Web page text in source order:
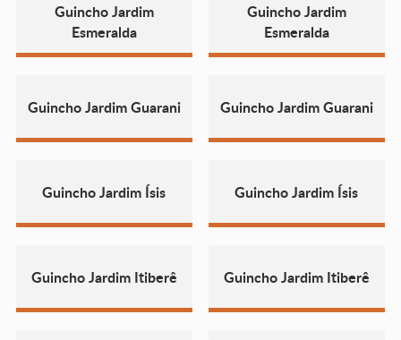
Guincho Jardim
Esmeralda
Guincho Jardim
Esmeralda
Guincho Jardim Guarani Guincho Jardim Guarani
Guincho Jardim Ísis Guincho Jardim Ísis
Guincho Jardim Itiberê Guincho Jardim Itiberê